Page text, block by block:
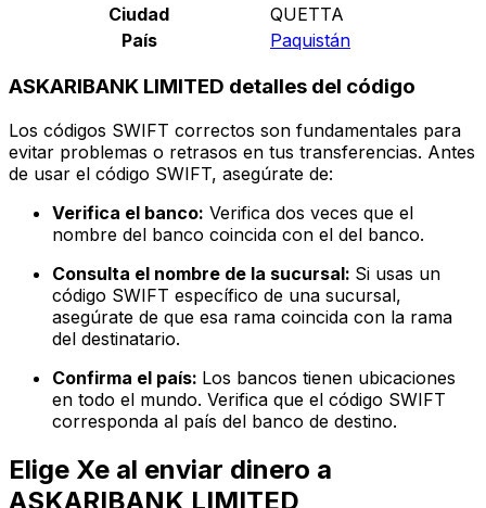
Ciudad
QUETTA
País
Paquistán
ASKARIBANK LIMITED detalles del código
Los códigos SWIFT correctos son fundamentales para
evitar problemas o retrasos en tus transferencias. Antes
de usar el código SWIFT, asegúrate de:
Verifica el banco: Verifica dos veces que el
nombre del banco coincida con el del banco.
Consulta el nombre de la sucursal: Si usas un
código SWIFT específico de una sucursal,
asegúrate de que esa rama coincida con la rama
del destinatario.
Confirma el país: Los bancos tienen ubicaciones
en todo el mundo. Verifica que el código SWIFT
corresponda al país del banco de destino.
Elige Xe al enviar dinero a
ASKARIBANK LIMITED